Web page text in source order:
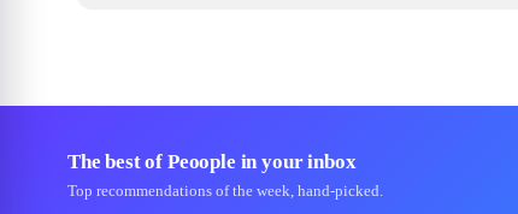
The best of Peoople in your inbox
Top recommendations of the week, hand-picked.